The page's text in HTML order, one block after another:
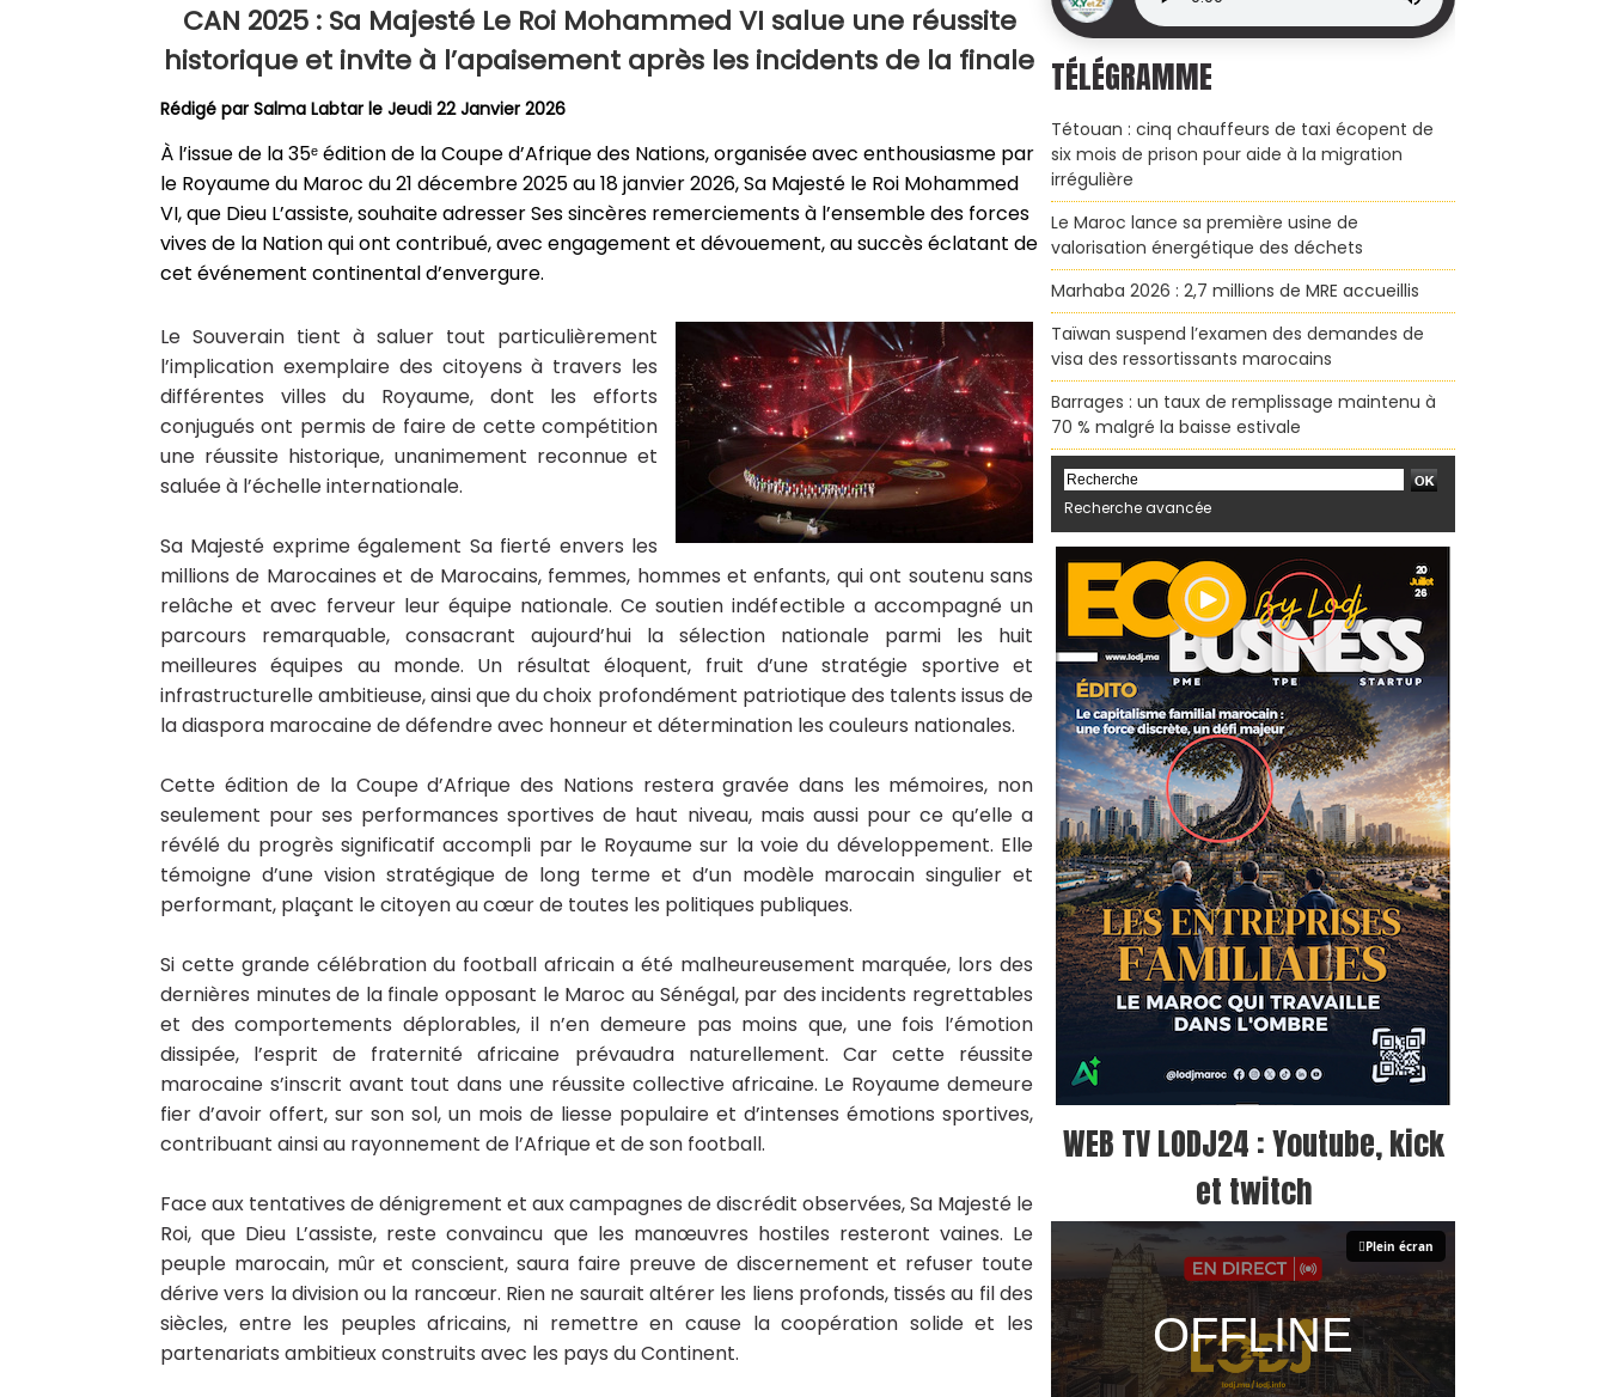
CAN 2025 : Sa Majesté Le Roi Mohammed VI salue une réussite
historique et invite à l’apaisement après les incidents de la finale
Rédigé parSalma Labtarle Jeudi 22 Janvier 2026
À l’issue de la 35ᵉ édition de la Coupe d’Afrique des Nations, organisée avec enthousiasme par
le Royaume du Maroc du 21 décembre 2025 au 18 janvier 2026, Sa Majesté le Roi Mohammed
VI, que Dieu L’assiste, souhaite adresser Ses sincères remerciements à l’ensemble des forces
vives de la Nation qui ont contribué, avec engagement et dévouement, au succès éclatant de
cet événement continental d’envergure.
Le Souverain tient à saluer tout particulièrement
l’implication exemplaire des citoyens à travers les
différentes villes du Royaume, dont les efforts
conjugués ont permis de faire de cette compétition
une réussite historique, unanimement reconnue et
saluée à l’échelle internationale.
Sa Majesté exprime également Sa fierté envers les
millions de Marocaines et de Marocains, femmes, hommes et enfants, qui ont soutenu sans
relâche et avec ferveur leur équipe nationale. Ce soutien indéfectible a accompagné un
parcours remarquable, consacrant aujourd’hui la sélection nationale parmi les huit
meilleures équipes au monde. Un résultat éloquent, fruit d’une stratégie sportive et
infrastructurelle ambitieuse, ainsi que du choix profondément patriotique des talents issus de
la diaspora marocaine de défendre avec honneur et détermination les couleurs nationales.
Cette édition de la Coupe d’Afrique des Nations restera gravée dans les mémoires, non
seulement pour ses performances sportives de haut niveau, mais aussi pour ce qu’elle a
révélé du progrès significatif accompli par le Royaume sur la voie du développement. Elle
témoigne d’une vision stratégique de long terme et d’un modèle marocain singulier et
performant, plaçant le citoyen au cœur de toutes les politiques publiques.
Si cette grande célébration du football africain a été malheureusement marquée, lors des
dernières minutes de la finale opposant le Maroc au Sénégal, par des incidents regrettables
et des comportements déplorables, il n’en demeure pas moins que, une fois l’émotion
dissipée, l’esprit de fraternité africaine prévaudra naturellement. Car cette réussite
marocaine s’inscrit avant tout dans une réussite collective africaine. Le Royaume demeure
fier d’avoir offert, sur son sol, un mois de liesse populaire et d’intenses émotions sportives,
contribuant ainsi au rayonnement de l’Afrique et de son football.
Face aux tentatives de dénigrement et aux campagnes de discrédit observées, Sa Majesté le
Roi, que Dieu L’assiste, reste convaincu que les manœuvres hostiles resteront vaines. Le
peuple marocain, mûr et conscient, saura faire preuve de discernement et refuser toute
dérive vers la division ou la rancœur. Rien ne saurait altérer les liens profonds, tissés au fil des
siècles, entre les peuples africains, ni remettre en cause la coopération solide et les
partenariats ambitieux construits avec les pays du Continent.
TÉLÉGRAMME
Tétouan : cinq chauffeurs de taxi écopent de
six mois de prison pour aide à la migration
irrégulière
Le Maroc lance sa première usine de
valorisation énergétique des déchets
Marhaba 2026 : 2,7 millions de MRE accueillis
Taïwan suspend l’examen des demandes de
visa des ressortissants marocains
Barrages : un taux de remplissage maintenu à
70 % malgré la baisse estivale
Recherche avancée
WEB TV LODJ24 : Youtube, kick
et twitch
Plein écran